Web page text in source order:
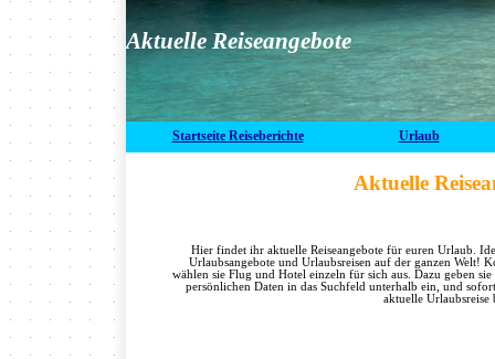
Aktuelle Reiseangebote
Startseite Reiseberichte Urlaub
Aktuelle
Hier findet ihr aktuelle Reiseangebote für euren Urlaub.
Urlaubsangebote und Urlaubsreisen auf der ganzen Welt!
wählen sie Flug und Hotel einzeln für sich aus. Dazu geben
persönlichen Daten in das Suchfeld unterhalb ein, und
aktuelle Urlaubsreise